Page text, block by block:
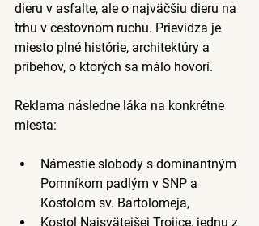
dieru v asfalte, ale o najväčšiu dieru na
trhu v cestovnom ruchu. Prievidza je
miesto plné histórie, architektúry a
príbehov, o ktorých sa málo hovorí.
Reklama následne láka na konkrétne
miesta:
Námestie slobody s dominantným
Pomníkom padlým v SNP a
Kostolom sv. Bartolomeja,
Kostol Najsvätejšej Trojice, jednu z